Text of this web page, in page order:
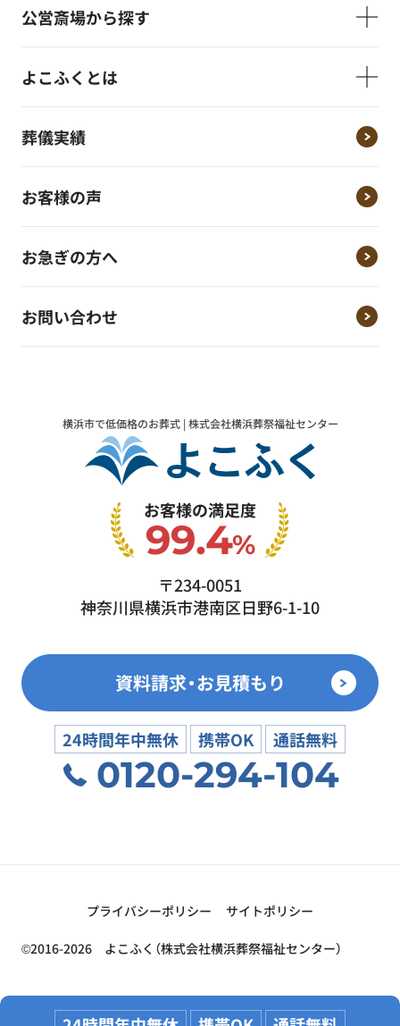
公営斎場から探す
よこふくとは
葬儀実績
お客様の声
お急ぎの方へ
お問い合わせ
横浜市で低価格のお葬式 | 株式会社横浜葬祭福祉センター
お客様の満足度
99.4%
〒234-0051
神奈川県横浜市港南区日野6-1-10
資料請求・お見積もり
24時間年中無休 携帯OK 通話無料
0120-294-104
プライバシーポリシー サイトポリシー
©2016-2026 よこふく（株式会社横浜葬祭福祉センター）